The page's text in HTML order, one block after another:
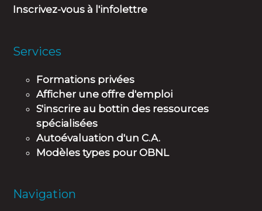
Inscrivez-vous à l'infolettre
Services
Formations privées
Afficher une offre d'emploi
S'inscrire au bottin des ressources
spécialisées
Autoévaluation d'un C.A.
Modèles types pour OBNL
Navigation